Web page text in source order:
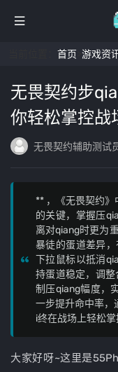
首页 游戏资
无畏契约步
你轻松掌控战
无畏契约辅助测试
** ，《无畏契约
的关键，掌握压
离对qiang时更为
暴徒的蛋道差异
下拉鼠标以抵消
持蛋道稳定，调
制压qiang幅度，
一步提升命中率，
i终在战场上轻松
大家好呀~这里是